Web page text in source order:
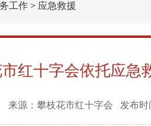
工作 > 应急救援
红十字会依托应急
来源： 攀枝花市红十字会 发布时